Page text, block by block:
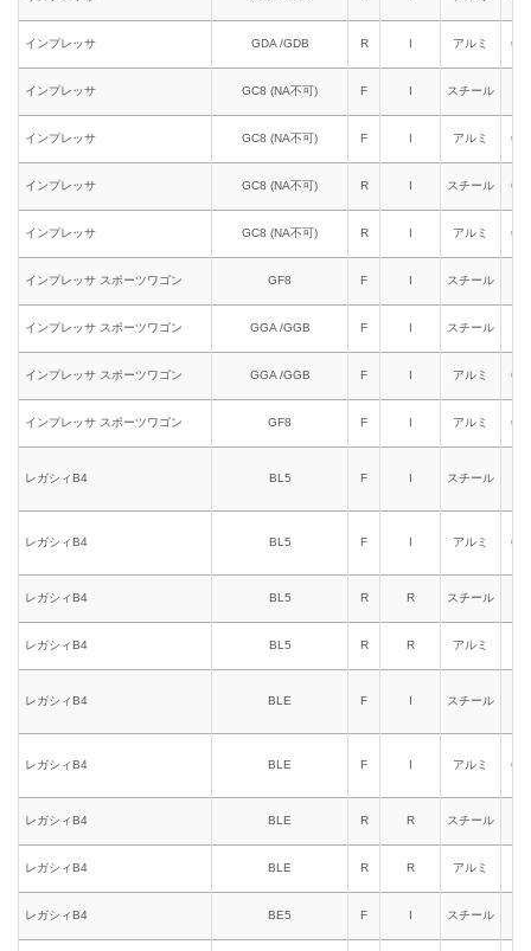
インプレッサ GDA /GDB R I アルミ
インプレッサ GC8 (NA不可) F I スチール
インプレッサ GC8 (NA不可) F I アルミ
インプレッサ GC8 (NA不可) R I スチール
インプレッサ GC8 (NA不可) R I アルミ
インプレッサ スポーツワゴン GF8 F I スチール
インプレッサ スポーツワゴン GGA /GGB F I スチール
インプレッサ スポーツワゴン GGA /GGB F I アルミ
インプレッサ スポーツワゴン GF8 F I アルミ
レガシィB4 BL5 F I スチール
レガシィB4 BL5 F I アルミ
レガシィB4 BL5 R R スチール
レガシィB4 BL5 R R アルミ
レガシィB4 BLE F I スチール
レガシィB4 BLE F I アルミ
レガシィB4 BLE R R スチール
レガシィB4 BLE R R アルミ
レガシィB4 BE5 F I スチール